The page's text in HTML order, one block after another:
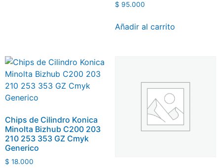
$ 95.000
Añadir al carrito
Chips de Cilindro Konica
Minolta Bizhub C200 203
210 253 353 GZ Cmyk
Generico
$ 18.000